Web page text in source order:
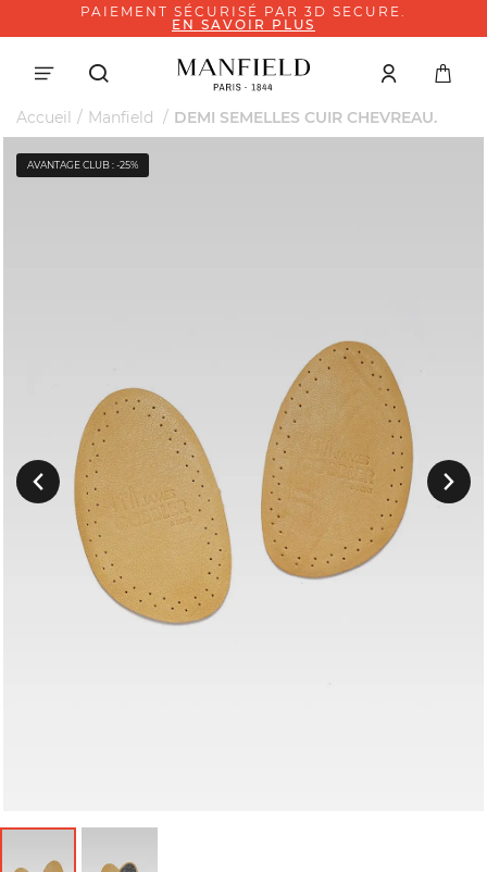
PAIEMENT SÉCURISÉ PAR 3D SECURE.
EN SAVOIR PLUS
Accueil Manfield DEMI SEMELLES CUIR CHEVREAU.
Précedent Suivant
AVANTAGE CLUB : -25%